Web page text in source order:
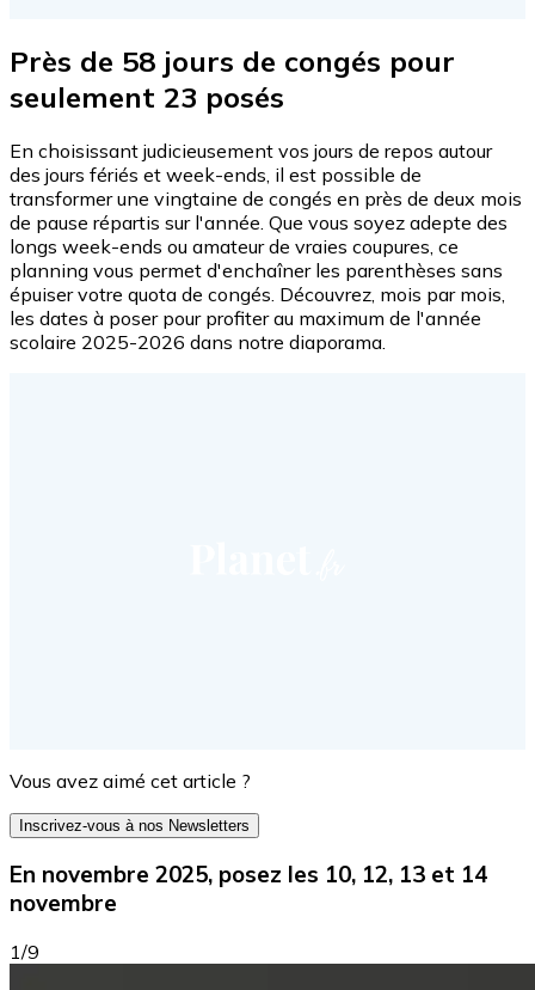
Près de 58 jours de congés pour
seulement 23 posés
En choisissant judicieusement vos jours de repos autour
des jours fériés et week-ends, il est possible de
transformer une vingtaine de congés en près de deux mois
de pause répartis sur l'année. Que vous soyez adepte des
longs week-ends ou amateur de vraies coupures, ce
planning vous permet d'enchaîner les parenthèses sans
épuiser votre quota de congés. Découvrez, mois par mois,
les dates à poser pour profiter au maximum de l'année
scolaire 2025-2026 dans notre diaporama.
Vous avez aimé cet article ?
Inscrivez-vous à nos Newsletters
En novembre 2025, posez les 10, 12, 13 et 14
novembre
1/9